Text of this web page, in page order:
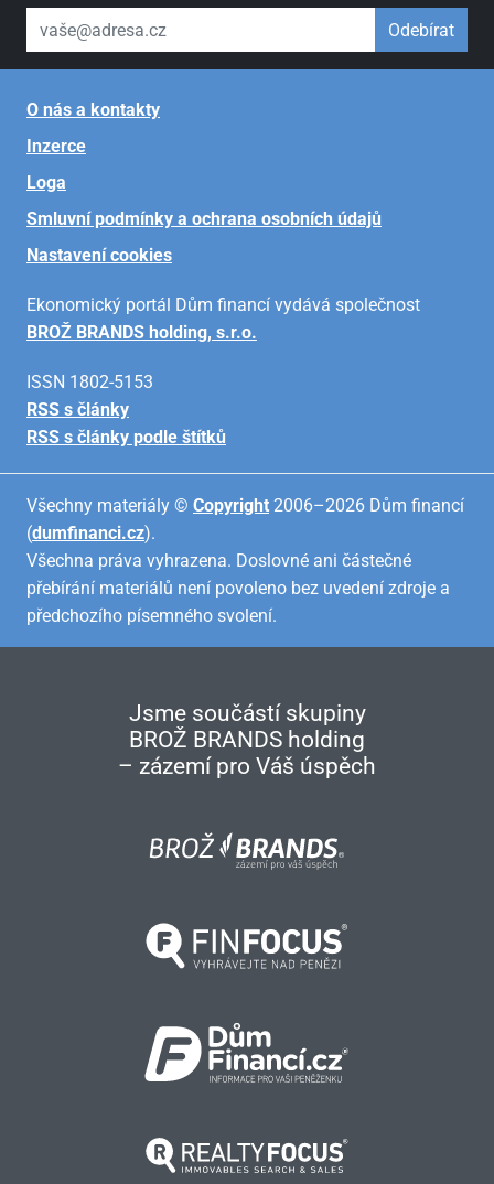
váš email Odebírat
O nás a kontakty
Inzerce
Loga
Smluvní podmínky a ochrana osobních údajů
Nastavení cookies
Ekonomický portál Dům financí vydává společnost
BROŽ BRANDS holding, s.r.o.
ISSN 1802-5153
RSS s články
RSS s články podle štítků
Všechny materiály © Copyright 2006–2026 Dům financí
(dumfinanci.cz).
Všechna práva vyhrazena. Doslovné ani částečné
přebírání materiálů není povoleno bez uvedení zdroje a
předchozího písemného svolení.
Jsme součástí skupiny
BROŽ BRANDS holding
– zázemí pro Váš úspěch